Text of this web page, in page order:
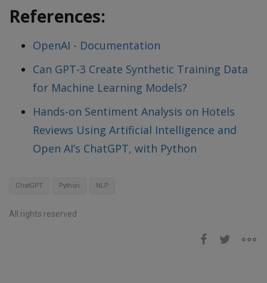
References:
OpenAI - Documentation
Can GPT-3 Create Synthetic Training Data
for Machine Learning Models?
Hands-on Sentiment Analysis on Hotels
Reviews Using Artificial Intelligence and
Open AI’s ChatGPT, with Python
ChatGPT Python NLP
All rights reserved